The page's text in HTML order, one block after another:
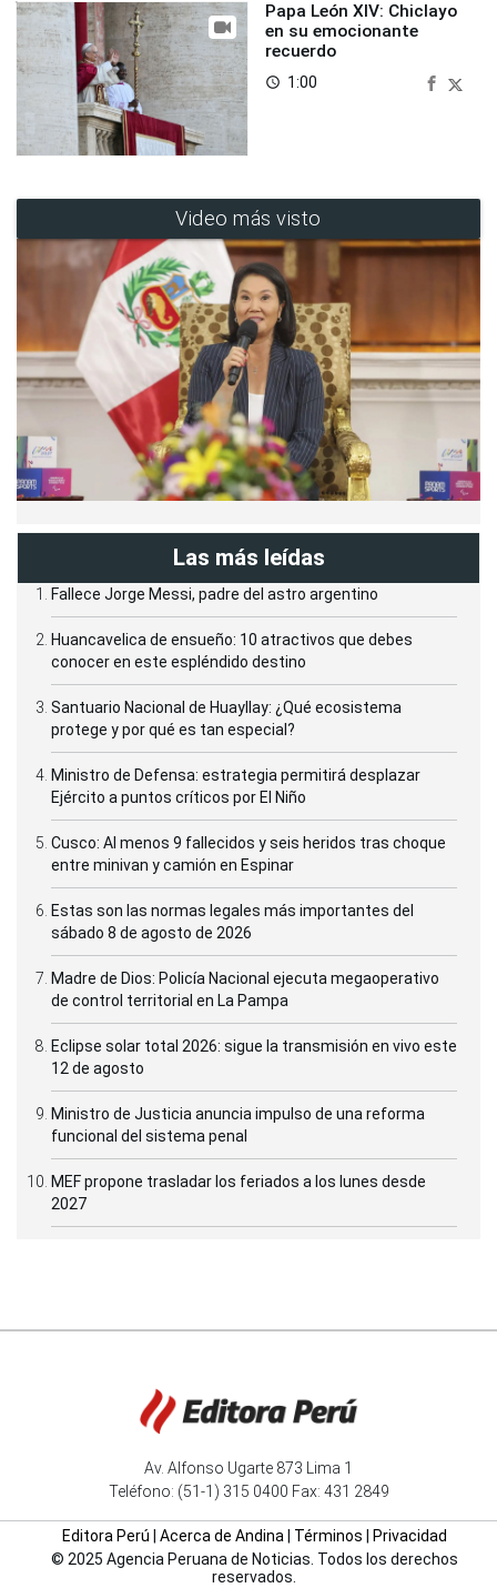
Papa León XIV: Chiclayo
en su emocionante
recuerdo
access_time 1:00
Video más visto
Las más leídas
Fallece Jorge Messi, padre del astro argentino
Huancavelica de ensueño: 10 atractivos que debes
conocer en este espléndido destino
Santuario Nacional de Huayllay: ¿Qué ecosistema
protege y por qué es tan especial?
Ministro de Defensa: estrategia permitirá desplazar
Ejército a puntos críticos por El Niño
Cusco: Al menos 9 fallecidos y seis heridos tras choque
entre minivan y camión en Espinar
Estas son las normas legales más importantes del
sábado 8 de agosto de 2026
Madre de Dios: Policía Nacional ejecuta megaoperativo
de control territorial en La Pampa
Eclipse solar total 2026: sigue la transmisión en vivo este
12 de agosto
Ministro de Justicia anuncia impulso de una reforma
funcional del sistema penal
MEF propone trasladar los feriados a los lunes desde
2027
Av. Alfonso Ugarte 873 Lima 1
Teléfono: (51-1) 315 0400 Fax: 431 2849
Editora Perú Acerca de Andina| Términos
Privacidad
© 2025 Agencia Peruana de Noticias. Todos los derechos
reservados.